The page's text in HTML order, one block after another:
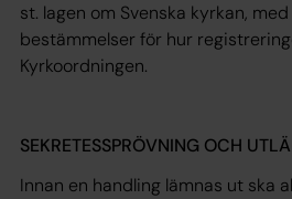
st. lagen om Svenska kyrkan,
bestämmelser för hur
Kyrkoordningen.
SEKRETESSPRÖVNING OCH
Innan en handling lämnas ut ska